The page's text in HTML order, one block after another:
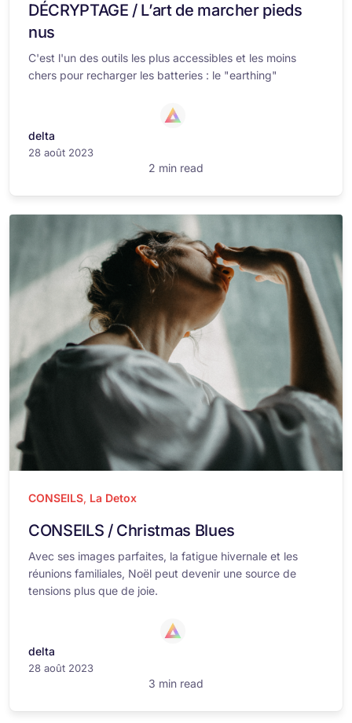
DÉCRYPTAGE / L’art de marcher pieds
nus
C'est l'un des outils les plus accessibles et les moins
chers pour recharger les batteries : le "earthing"
delta
28 août 2023
2 min read
CONSEILS, La Detox
CONSEILS / Christmas Blues
Avec ses images parfaites, la fatigue hivernale et les
réunions familiales, Noël peut devenir une source de
tensions plus que de joie.
delta
28 août 2023
3 min read